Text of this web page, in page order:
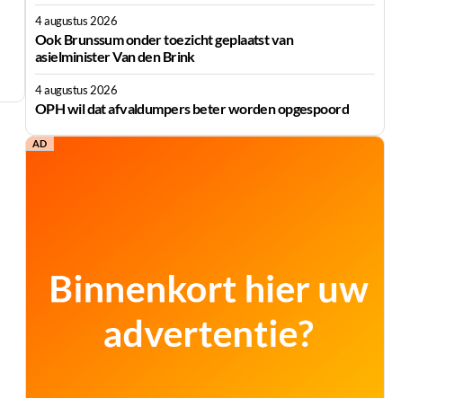
4 augustus 2026
Ook Brunssum onder toezicht geplaatst van
asielminister Van den Brink
4 augustus 2026
OPH wil dat afvaldumpers beter worden opgespoord
AD